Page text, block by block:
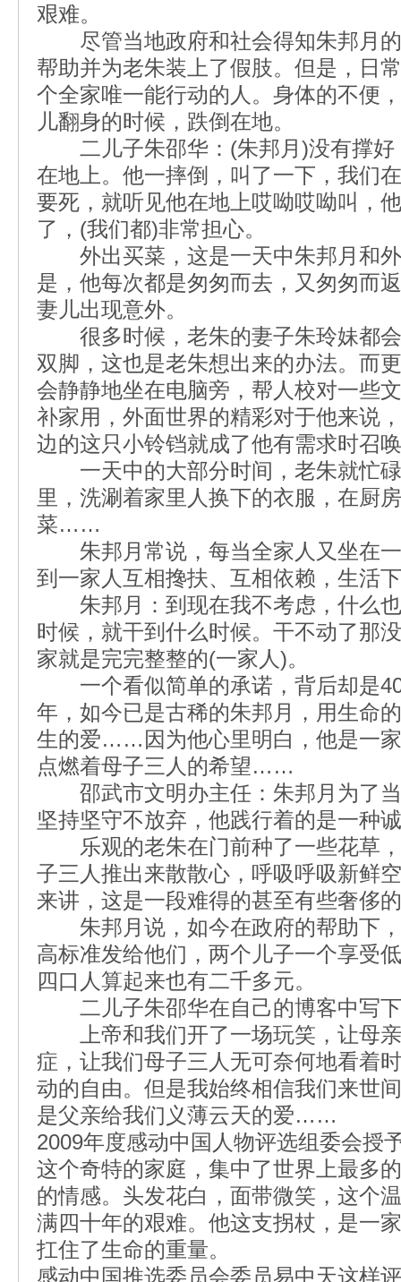
艰难。
尽管当地政府和社会得知朱邦月的
帮助并为老朱装上了假肢。但是，日
个全家唯一能行动的人。身体的不便
儿翻身的时候，跌倒在地。
二儿子朱邵华：(朱邦月)没有撑好
在地上。他一摔倒，叫了一下，我们
要死，就听见他在地上哎呦哎呦叫，
了，(我们都)非常担心。
外出买菜，这是一天中朱邦月和外
是，他每次都是匆匆而去，又匆匆而
妻儿出现意外。
很多时候，老朱的妻子朱玲妹都会
双脚，这也是老朱想出来的办法。而
会静静地坐在电脑旁，帮人校对一些
补家用，外面世界的精彩对于他来说
边的这只小铃铛就成了他有需求时召
一天中的大部分时间，老朱就忙碌
里，洗涮着家里人换下的衣服，在厨
菜……
朱邦月常说，每当全家人又坐在一
到一家人互相搀扶、互相依赖，生活
朱邦月：到现在我不考虑，什么也
时候，就干到什么时候。干不动了那
家就是完完整整的(一家人)。
一个看似简单的承诺，背后却是
年，如今已是古稀的朱邦月，用生命
生的爱……因为他心里明白，他是一
点燃着母子三人的希望……
邵武市文明办主任：朱邦月为了当
坚持坚守不放弃，他践行着的是一种
乐观的老朱在门前种了一些花草，
子三人推出来散散心，呼吸呼吸新鲜
来讲，这是一段难得的甚至有些奢侈
朱邦月说，如今在政府的帮助下，
高标准发给他们，两个儿子一个享受
四口人算起来也有二千多元。
二儿子朱邵华在自己的博客中写下
上帝和我们开了一场玩笑，让母亲
症，让我们母子三人无可奈何地看着
动的自由。但是我始终相信我们来世
是父亲给我们义薄云天的爱……
2009年度感动中国人物评选组委会授
这个奇特的家庭，集中了世界上最多
的情感。头发花白，面带微笑，这个
满四十年的艰难。他这支拐杖，是一
扛住了生命的重量。
感动中国推选委员会委员易中天这样